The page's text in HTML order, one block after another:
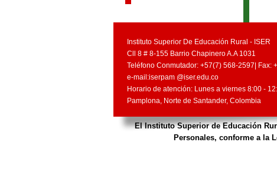
Instituto Superior De Educación Rural - ISER
Cll 8 # 8-155 Barrio Chapinero A.A 1031
Teléfono Conmutador: +57(7) 568-2597| Fax:
e-mail:iserpam @iser.edu.co
Horario de atención: Lunes a viernes 8:00 -
Pamplona, Norte de Santander, Colombia
El Instituto Superior de Educación
Personales, conforme a la